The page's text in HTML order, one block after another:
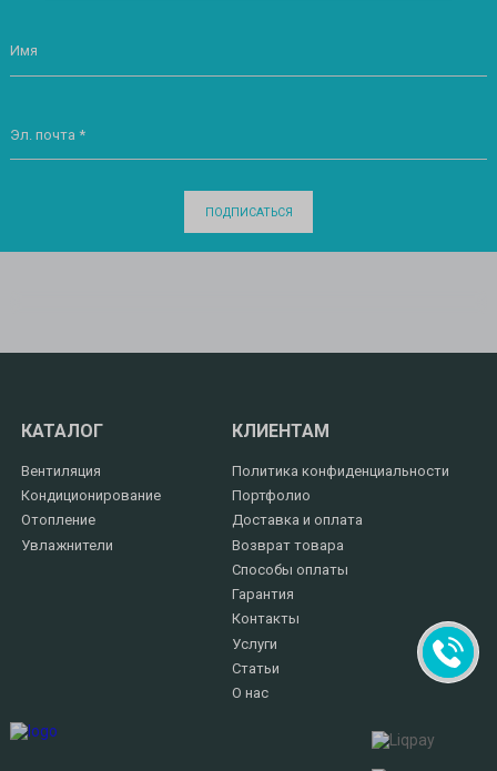
Имя
Эл. почта *
ПОДПИСАТЬСЯ
КАТАЛОГ
Вентиляция
Кондиционирование
Отопление
Увлажнители
КЛИЕНТАМ
Политика конфиденциальности
Портфолио
Доставка и оплата
Возврат товара
Способы оплаты
Гарантия
Контакты
Услуги
Статьи
О нас